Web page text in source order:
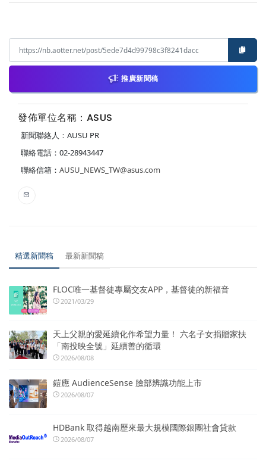
推廣新聞稿
發佈單位名稱：ASUS
新聞聯絡人：AUSU PR
聯絡電話：02-28943447
聯絡信箱： AUSU_NEWS_TW@asus.com
精選新聞稿 最新新聞稿
FLOC唯一基督徒專屬交友APP，基督徒的新福音
2021/03/29
天上父親的愛延續化作希望力量！ 六名子女捐贈家扶
「南投映全號」延續善的循環
2026/08/08
鎧應 AudienceSense 臉部辨識功能上市
2026/08/07
HDBank 取得越南歷來最大規模國際銀團社會貸款
2026/08/07